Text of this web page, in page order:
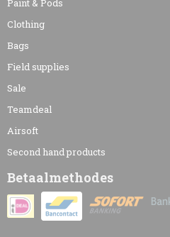
Paint & Pods
Clothing
Bags
Field supplies
Sale
Teamdeal
Airsoft
Second hand products
Betaalmethodes